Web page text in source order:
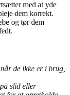
med at yde
dem korrekt.
og tør dem
de ikke er i brug,
slid eller